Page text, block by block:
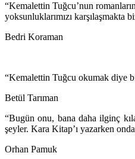
“Kemalettin Tuğcu’nun
yoksunluklarımızı karşılaşmakta
Bedri Koraman
“Kemalettin Tuğcu okumak diye
Betül Tarıman
“Bugün onu, bana daha ilginç
şeyler. Kara Kitap’ı yazarken
Orhan Pamuk